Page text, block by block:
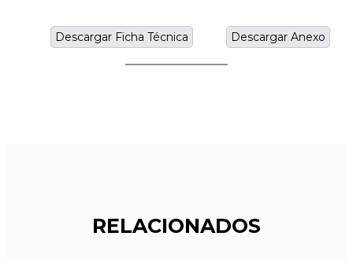
Descargar Ficha Técnica Descargar Anexo
RELACIONADOS